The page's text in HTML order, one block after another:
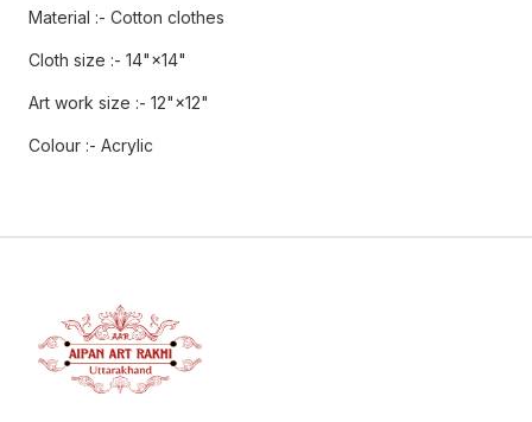
Material :- Cotton clothes
Cloth size :- 14"×14"
Art work size :- 12"×12"
Colour :- Acrylic